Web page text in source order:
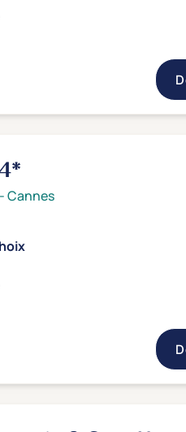
-Cannes